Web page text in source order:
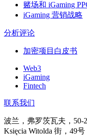
赌场和 iGaming
iGaming 营销战略
分析评论
加密项目白皮书
Web3
iGaming
Fintech
联系我们
波兰，弗罗茨瓦夫，50-
Księcia Witolda 街，49号